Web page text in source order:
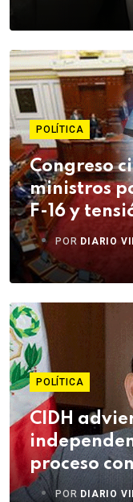
POLÍTICA
Congreso
ministros
F-16 y
POR DIARIO
POLÍTICA
CIDH
proceso
Ordóñez
POR DIARIO